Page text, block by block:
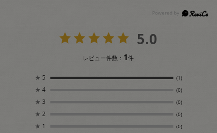
5.0
レビュー件数： 1件
★ 5 (1)
★ 4 (0)
★ 3 (0)
★ 2 (0)
★ 1 (0)